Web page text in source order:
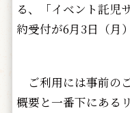
る、「イベント託児
約受付が6月3日（月
ご利用には事前の
概要と一番下にある